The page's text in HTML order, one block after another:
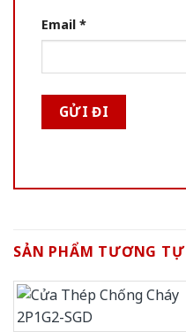
Email *
SẢN PHẨM TƯƠNG TỰ